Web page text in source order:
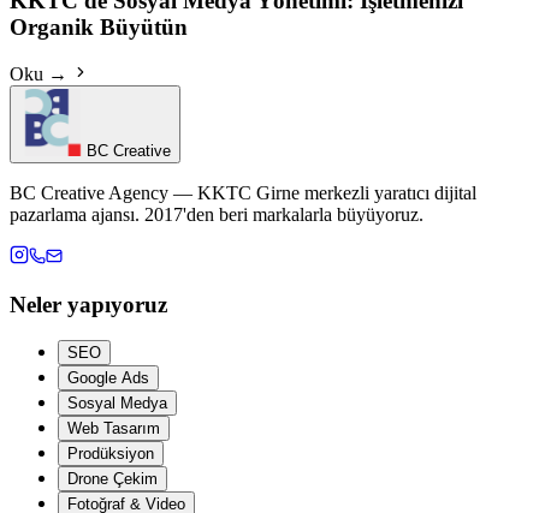
Organik Büyütün
Oku →
BC Creative
BC Creative Agency — KKTC Girne merkezli yaratıcı dijital
pazarlama ajansı. 2017'den beri markalarla büyüyoruz.
Neler yapıyoruz
SEO
Google Ads
Sosyal Medya
Web Tasarım
Prodüksiyon
Drone Çekim
Fotoğraf & Video